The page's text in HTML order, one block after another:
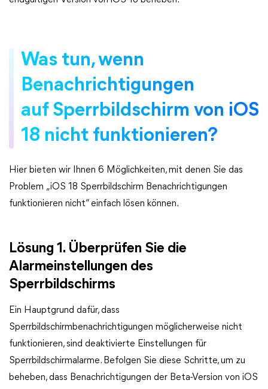
Was tun, wenn
Benachrichtigungen
auf Sperrbildschirm von iOS
18 nicht funktionieren?
Hier bieten wir Ihnen 6 Möglichkeiten, mit denen Sie das
Problem „iOS 18 Sperrbildschirm Benachrichtigungen
funktionieren nicht“ einfach lösen können.
Lösung 1. Überprüfen Sie die
Alarmeinstellungen des
Sperrbildschirms
Ein Hauptgrund dafür, dass
Sperrbildschirmbenachrichtigungen möglicherweise nicht
funktionieren, sind deaktivierte Einstellungen für
Sperrbildschirmalarme. Befolgen Sie diese Schritte, um zu
beheben, dass Benachrichtigungen der Beta-Version von iOS